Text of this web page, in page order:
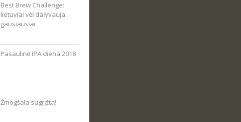
Best Brew Challenge:
lietuviai vėl dalyvauja
gausiausiai
Pasaulinė IPA diena 2018
Žmogšala sugrįžta!